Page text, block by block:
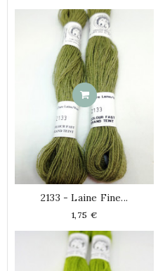
2133 - Laine Fine...
Prix
1,75 €